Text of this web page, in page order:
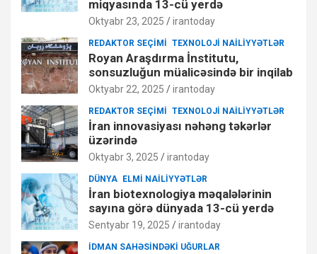
miqyasında 13-cü yerdə
Oktyabr 23, 2025 irantoday
REDAKTOR SEÇIMI TEXNOLOJI NAILIYYƏTLƏR
Royan Araşdırma İnstitutu,
sonsuzluğun müalicəsində bir inqilab
Oktyabr 22, 2025 irantoday
REDAKTOR SEÇIMI TEXNOLOJI NAILIYYƏTLƏR
İran innovasiyası nəhəng təkərlər
üzərində
Oktyabr 3, 2025 irantoday
DÜNYA ELMI NAILIYYƏTLƏR
İran biotexnologiya məqalələrinin
sayına görə dünyada 13-cü yerdə
Sentyabr 19, 2025 irantoday
İDMAN SAHƏSINDƏKI UĞURLAR